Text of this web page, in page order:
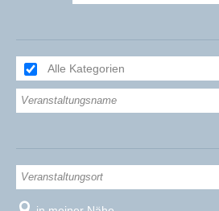
Alle Kategorien